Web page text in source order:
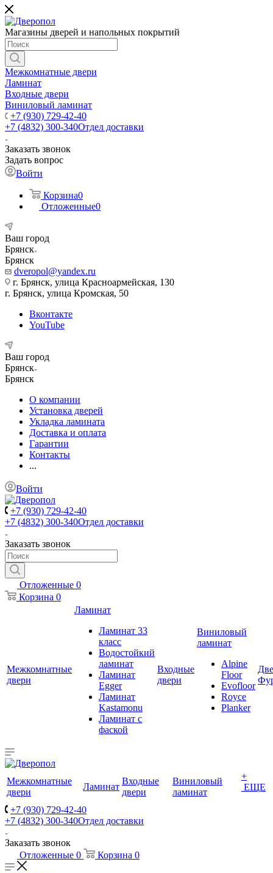
Магазины дверей и напольных покрытий
Межкомнатные двери
Ламинат
Входные двери
Виниловый ламинат
+7 (930) 729-42-40
+7 (4832) 300-340Отдел доставки
Заказать звонок
Задать вопрос
Войти
Корзина0
Отложенные0
Ваш город
Брянск
Брянск
dveropol@yandex.ru
г. Брянск, улица Красноармейская, 130
г. Брянск, улица Кромская, 50
Вконтакте
YouTube
Ваш город
Брянск
Брянск
О компании
Установка дверей
Укладка ламината
Доставка и оплата
Гарантии
Контакты
...
Войти
+7 (930) 729-42-40
+7 (4832) 300-340Отдел доставки
Заказать звонок
Отложенные 0
Корзина 0
Межкомнатные
двери
Ламинат
Ламинат 33
класс
Водостойкий
ламинат
Ламинат
Egger
Ламинат
Kastamonu
Ламинат с
фаской
Входные
двери
Виниловый
ламинат
Alpine
Floor
Evofloor
Royce
Planker
Межкомнатные
двери
Ламинат
Входные
двери
Виниловый
ламинат
+
ЕЩЕ
+7 (930) 729-42-40
+7 (4832) 300-340Отдел доставки
Заказать звонок
Отложенные 0 Корзина 0